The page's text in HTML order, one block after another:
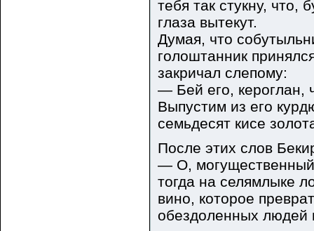
тебя так стукну, что,
глаза вытекут.
Думая, что
голоштанник
закричал слепому:
— Бей его, кероглан,
Выпустим из его
семьдесят кисе
После этих слов
— О, могущественный
тогда на селямлыке
вино, которое
обездоленных людей